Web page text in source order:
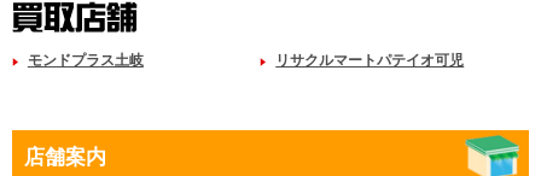
モンドプラス土岐 リサクルマートパテイオ可児
店舗案内